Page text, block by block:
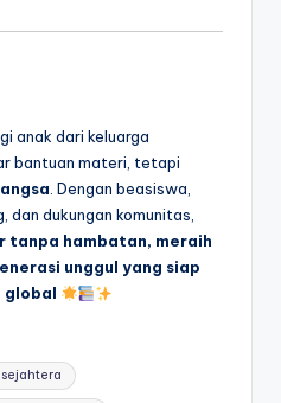
anak dari keluarga
bantuan materi, tetapi
. Dengan beasiswa,
dan dukungan komunitas,
tanpa hambatan, meraih
unggul yang siap
global